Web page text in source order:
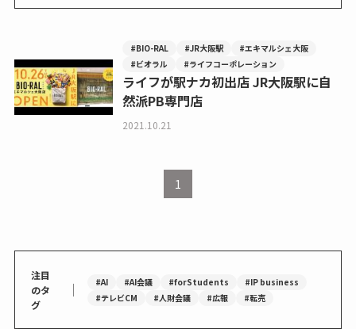
#BIO-RAL #JR大阪駅
#エキマルシェ大阪
#ビオラル
#ライフコーポレーション
ライフが駅ナカ初出店 JR大阪駅に自
然派PB専門店
2021.10.21
1
注目
のタ
グ
｜ #AI #AI会議 #forStudents
#IP business
#テレビCM
#人財会議 #広報 #転売